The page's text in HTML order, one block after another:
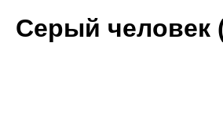
Серый человек